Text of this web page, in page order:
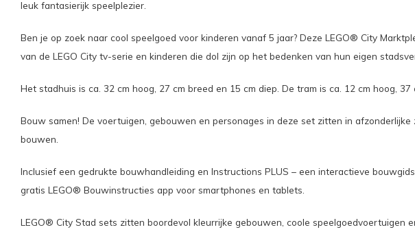
leuk fantasierijk speelplezier.
Ben je op zoek naar cool speelgoed voor kinderen vanaf 5 jaar? Deze LEGO® City
van de LEGO City tv-serie en kinderen die dol zijn op het bedenken van hun eigen
Het stadhuis is ca. 32 cm hoog, 27 cm breed en 15 cm diep. De tram is ca. 12 cm hoog, 37
Bouw samen! De voertuigen, gebouwen en personages in deze set zitten in
bouwen.
Inclusief een gedrukte bouwhandleiding en Instructions PLUS – een interactieve
gratis LEGO® Bouwinstructies app voor smartphones en tablets.
LEGO® City Stad sets zitten boordevol kleurrijke gebouwen, coole speelgoedvoertuigen